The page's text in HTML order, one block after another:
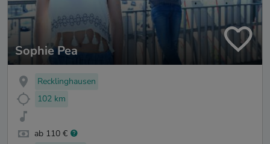
Sophie Pea
Recklinghausen
102 km
ab 110 €